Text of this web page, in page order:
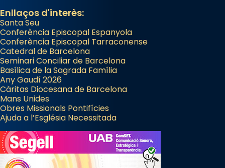
Enllaços d'interès:
Santa Seu
Conferència Episcopal Espanyola
Conferència Episcopal Tarraconense
Catedral de Barcelona
Seminari Conciliar de Barcelona
Basílica de la Sagrada Família
Any Gaudí 2026
Càritas Diocesana de Barcelona
Mans Unides
Obres Missionals Pontifícies
Ajuda a l’Església Necessitada